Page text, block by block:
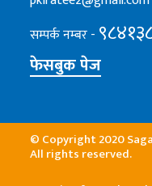
सम्पर्क नम्बर -
फेसबुक पेज
© Copyright 2020
All rights reserved.